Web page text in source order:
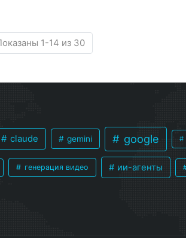
1-14 из 30
claude gemini google
генерация видео ии-агенты